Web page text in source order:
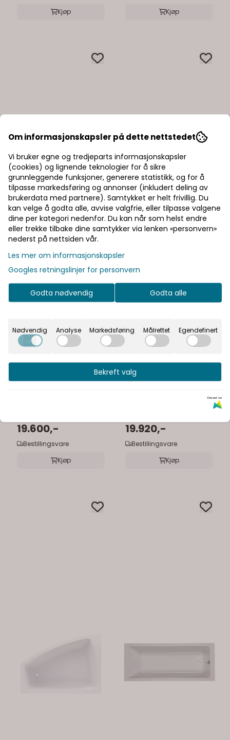
Kjøp
Kjøp
Innebygd Badekar
180x75 cm
19.600,-
Bestillingsvare
Kjøp
Innebygd Badekar
180x80 cm
19.920,-
Bestillingsvare
Kjøp
Om informasjonskapsler på dette nettstedet
Vi bruker egne og tredjeparts informasjonskapsler
(cookies) og lignende teknologier for å sikre
grunnleggende funksjoner, generere statistikk, og for å
tilpasse markedsføring og annonser (inkludert deling av
brukerdata med partnere). Samtykket er helt frivillig. Du
kan velge å godta alle, avvise valgfrie, eller tilpasse valgene
dine per kategori nedenfor. Du kan når som helst endre
eller trekke tilbake dine samtykker via lenken «personvern»
nederst på nettsiden vår.
Les mer om informasjonskapsler
Googles retningslinjer for personvern
Godta nødvendig Godta alle
Nødvendig Analyse Markedsføring Målrettet Egendefinert
Bekreft valg
Drevet av